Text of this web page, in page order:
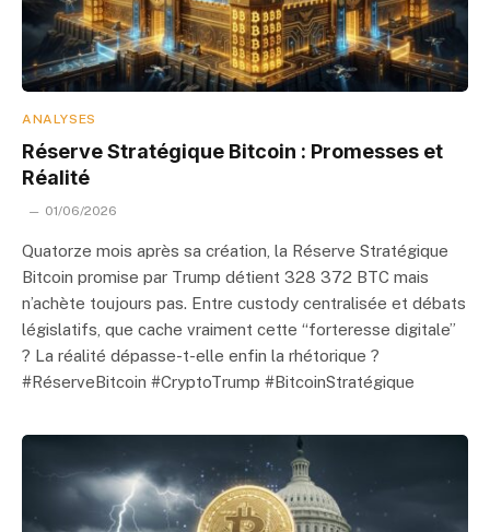
ANALYSES
Réserve Stratégique Bitcoin : Promesses et
Réalité
01/06/2026
Quatorze mois après sa création, la Réserve Stratégique
Bitcoin promise par Trump détient 328 372 BTC mais
n’achète toujours pas. Entre custody centralisée et débats
législatifs, que cache vraiment cette “forteresse digitale”
? La réalité dépasse-t-elle enfin la rhétorique ?
#RéserveBitcoin #CryptoTrump #BitcoinStratégique